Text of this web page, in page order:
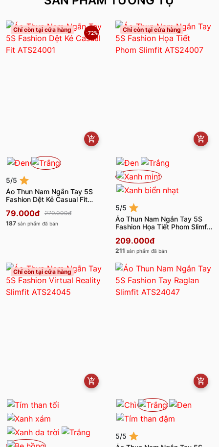
Chỉ còn tại cửa hàng -72%
5/5
Áo Thun Nam Ngắn Tay 5S
Fashion Dệt Kẻ Casual Fit
79.000đ
279.000đ
187 sản phẩm đã bán
Chỉ còn tại cửa hàng
5/5
Áo Thun Nam Ngắn Tay 5S
Fashion Họa Tiết Phom Slimfit
209.000đ
211 sản phẩm đã bán
Chỉ còn tại cửa hàng
5/5